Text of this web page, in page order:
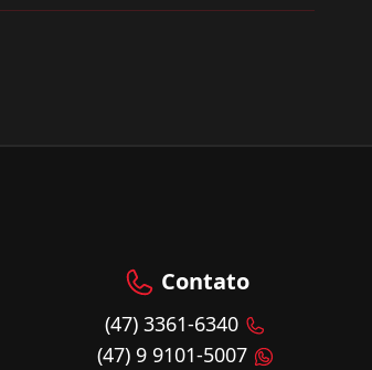
Contato
(47) 3361-6340
(47) 9 9101-5007